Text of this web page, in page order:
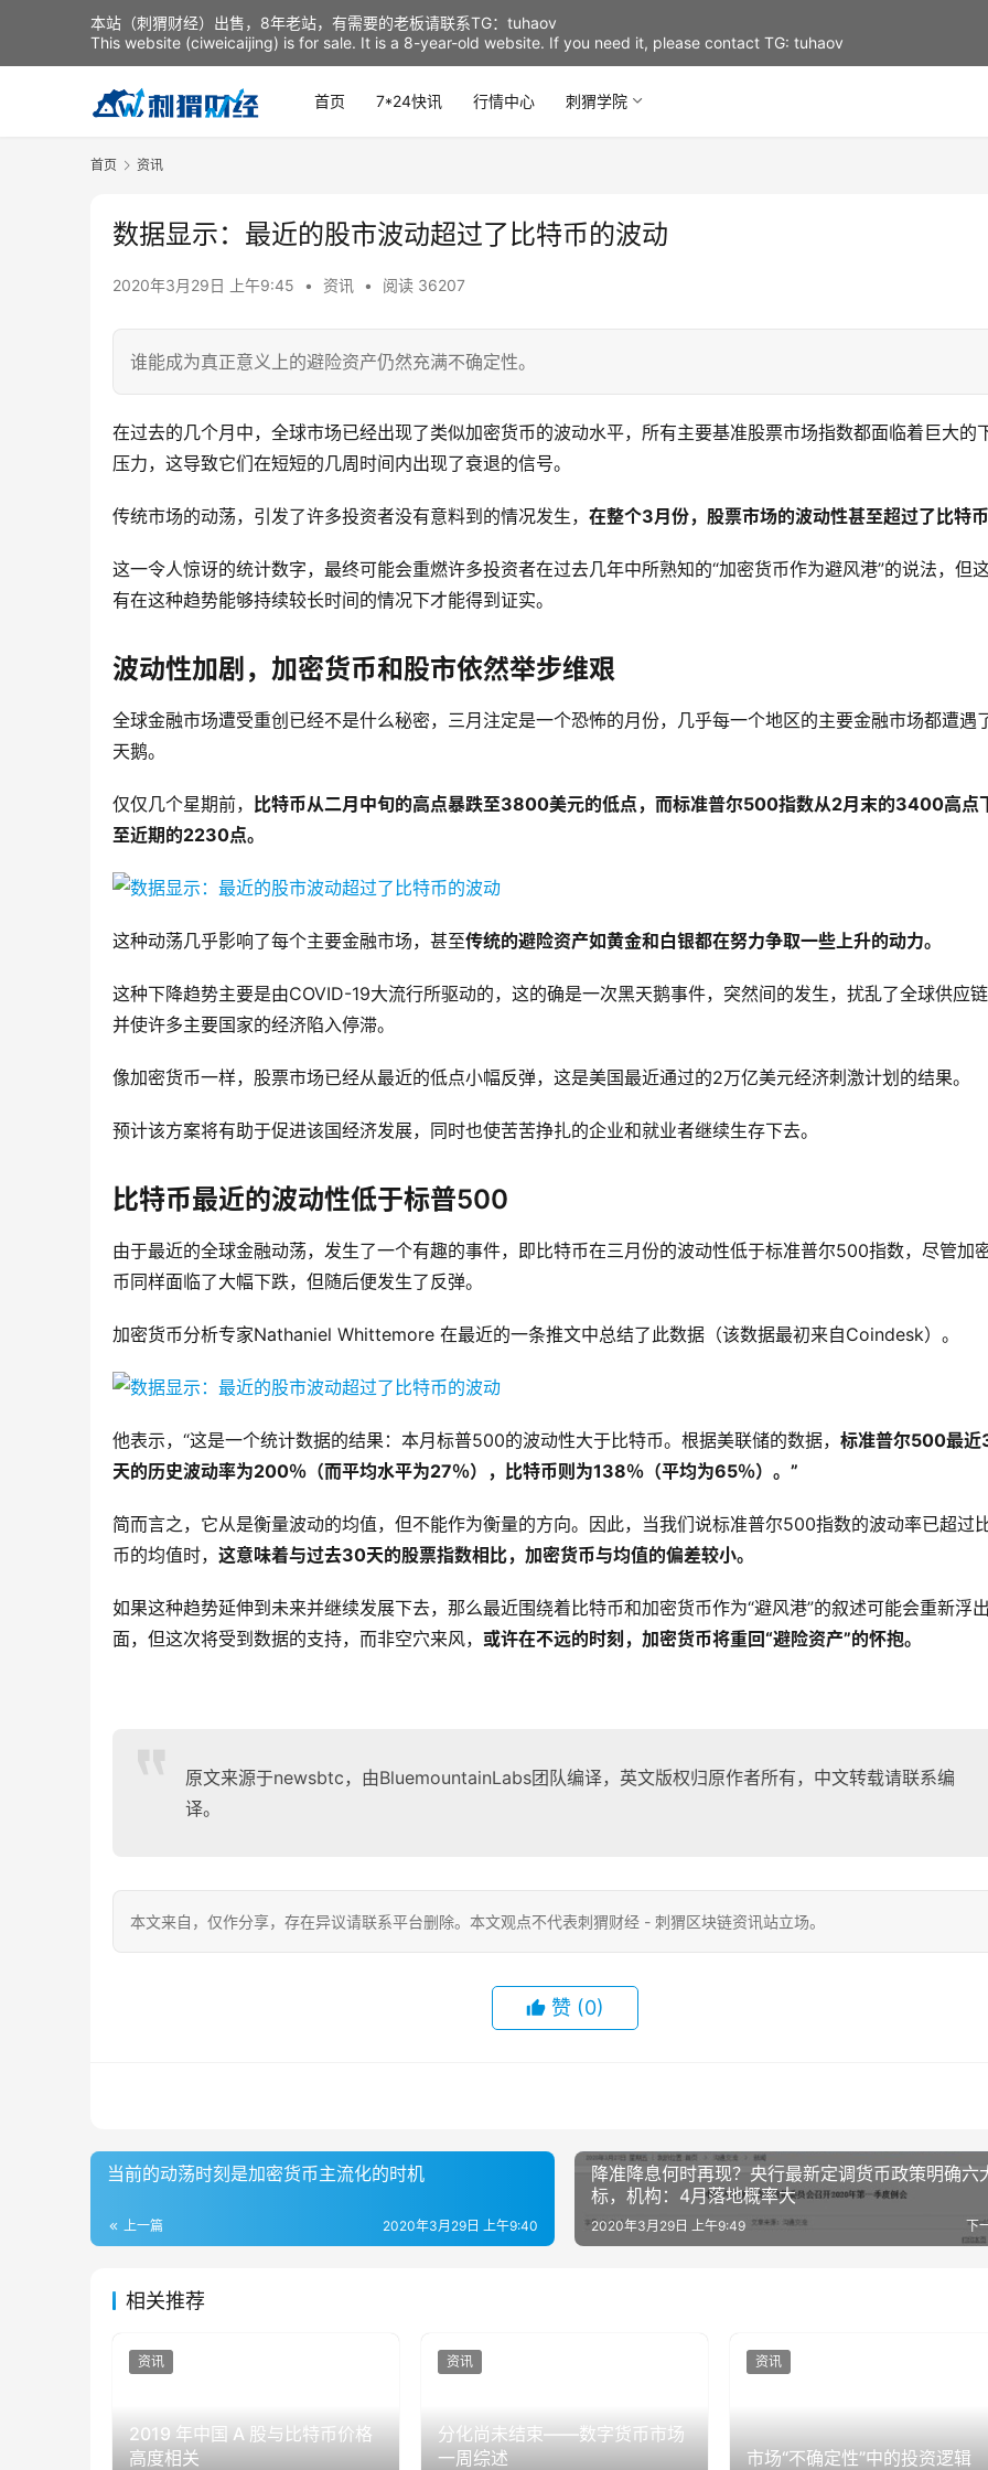
首页 7*24快讯 行情中心 刺猬学院
首页 资讯
数据显示：最近的股市波动超过了比特币的波动
2020年3月29日 上午9:45 • 资讯 • 阅读 36207
谁能成为真正意义上的避险资产仍然充满不确定性。
在过去的几个月中，全球市场已经出现了类似加密货币的波动水平，所有主要基准股票市场指数都面临着巨大的
压力，这导致它们在短短的几周时间内出现了衰退的信号。
传统市场的动荡，引发了许多投资者没有意料到的情况发生， 在整个3月份，股票市场的波动性甚至超过了比特币
这一令人惊讶的统计数字，最终可能会重燃许多投资者在过去几年中所熟知的“加密货币作为避风港”的说法，但
有在这种趋势能够持续较长时间的情况下才能得到证实。
波动性加剧，加密货币和股市依然举步维艰
全球金融市场遭受重创已经不是什么秘密，三月注定是一个恐怖的月份，几乎每一个地区的主要金融市场都遭遇
天鹅。
仅仅几个星期前， 比特币从二月中旬的高点暴跌至3800美元的低点，而标准普尔500指数从2月末的3400高点
至近期的2230点。
这种动荡几乎影响了每个主要金融市场，甚至传统的避险资产如黄金和白银都在努力争取一些上升的动力。
这种下降趋势主要是由COVID-19大流行所驱动的，这的确是一次黑天鹅事件，突然间的发生，扰乱了全球供应链
并使许多主要国家的经济陷入停滞。
像加密货币一样，股票市场已经从最近的低点小幅反弹，这是美国最近通过的2万亿美元经济刺激计划的结果。
预计该方案将有助于促进该国经济发展，同时也使苦苦挣扎的企业和就业者继续生存下去。
比特币最近的波动性低于标普500
由于最近的全球金融动荡，发生了一个有趣的事件，即比特币在三月份的波动性低于标准普尔500指数，尽管加
币同样面临了大幅下跌，但随后便发生了反弹。
加密货币分析专家Nathaniel Whittemore 在最近的一条推文中总结了此数据（该数据最初来自Coindesk）。
他表示，“这是一个统计数据的结果：本月标普500的波动性大于比特币。根据美联储的数据， 标准普尔500最
天的历史波动率为200％（而平均水平为27％），比特币则为138％（平均为65％）。”
简而言之，它从是衡量波动的均值，但不能作为衡量的方向。因此，当我们说标准普尔500指数的波动率已超过
币的均值时， 这意味着与过去30天的股票指数相比，加密货币与均值的偏差较小。
如果这种趋势延伸到未来并继续发展下去，那么最近围绕着比特币和加密货币作为“避风港”的叙述可能会重新浮
面，但这次将受到数据的支持，而非空穴来风， 或许在不远的时刻，加密货币将重回“避险资产”的怀抱。
原文来源于newsbtc，由BluemountainLabs团队编译，英文版权归原作者所有，中文转载请联系编
译。
本文来自 ，仅作分享，存在异议请联系平台删除。本文观点不代表刺猬财经 - 刺猬区块链资讯站立场。
赞 (0)
当前的动荡时刻是加密货币主流化的时机
上一篇 2020年3月29日 上午9:40
降准降息何时再现？央行最新定调货币政策明确六
标，机构：4月落地概率大
下
2020年3月29日 上午9:49
相关推荐
2019 年中国 A 股与比特币价格
高度相关
资讯
分化尚未结束——数字货币市场
一周综述
资讯
市场“不确定性”中的投资逻辑
资讯
本站（刺猬财经）出售，8年老站，有需要的老板请联系TG：tuhaov
This website (ciweicaijing) is for sale. It is a 8-year-old website. If you need it, please contact TG: tuhaov